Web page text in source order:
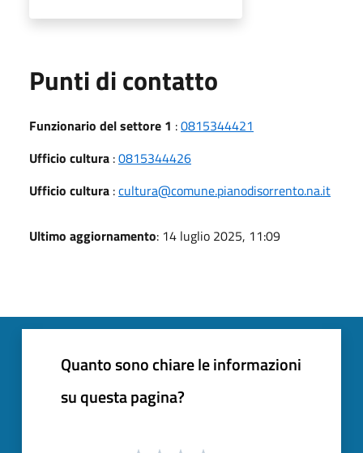
Punti di contatto
Funzionario del settore 1 :0815344421
Ufficio cultura :0815344426
Ufficio cultura :cultura@comune.pianodisorrento.na.it
Ultimo aggiornamento: 14 luglio 2025, 11:09
Quanto sono chiare le informazioni
su questa pagina?